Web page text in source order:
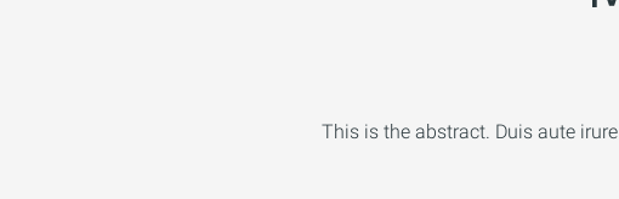
This is the abstract. Duis aute